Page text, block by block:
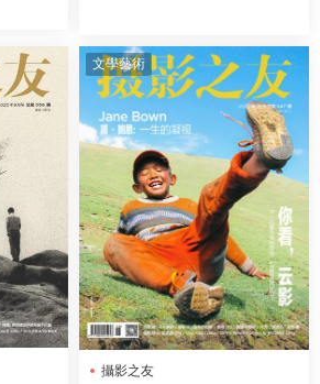
文學藝術
攝影之友